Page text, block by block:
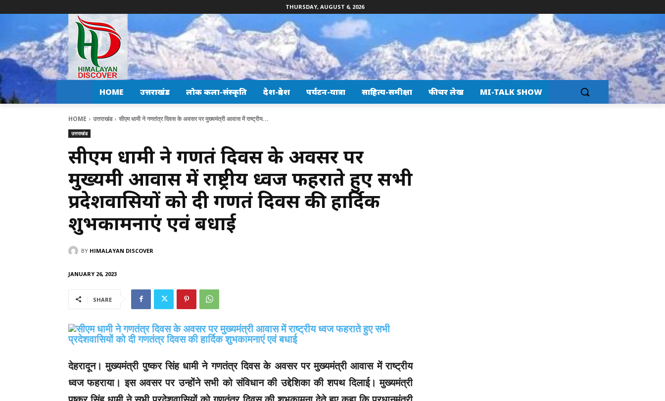
THURSDAY, AUGUST 6, 2026
HOME उत्तराखंड लोक कला-संस्कृति देश-प्रदेश पर्यटन-यात्रा साहित्य-समीक्षा फीचर लेख MI-TALK SHOW
HOME उत्तराखंड सीएम धामी ने गणतंत्र दिवस के अवसर पर मुख्यमंत्री आवास में राष्ट्रीय...
उत्तराखंड
सीएम धामी ने गणतंत्र दिवस के अवसर पर
मुख्यमंत्री आवास में राष्ट्रीय ध्वज फहराते हुए सभी
प्रदेशवासियों को दी गणतंत्र दिवस की हार्दिक
शुभकामनाएं एवं बधाई
BY HIMALAYAN DISCOVER
JANUARY 26, 2023
SHARE
देहरादून। मुख्यमंत्री पुष्कर सिंह धामी ने गणतंत्र दिवस के अवसर पर मुख्यमंत्री आवास में राष्ट्रीय
ध्वज फहराया। इस अवसर पर उन्होंने सभी को संविधान की उद्देशिका की शपथ दिलाई। मुख्यमंत्री